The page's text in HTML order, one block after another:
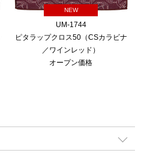
NEW
UM-1744
ピタラップクロス50（CSカラビナ
／ワインレッド）
オープン価格